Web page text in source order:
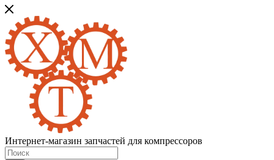
Интернет-магазин запчастей для компрессоров